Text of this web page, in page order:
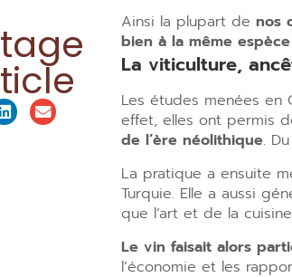
Ainsi la plupart de nos
bien à la même espèce
La viticulture,
Les études menées
effet, elles ont permis
de l’ère néolithique.
La pratique a ensuite
Turquie. Elle a aussi
que l’art et de la
Le vin faisait alors
l’économie et les